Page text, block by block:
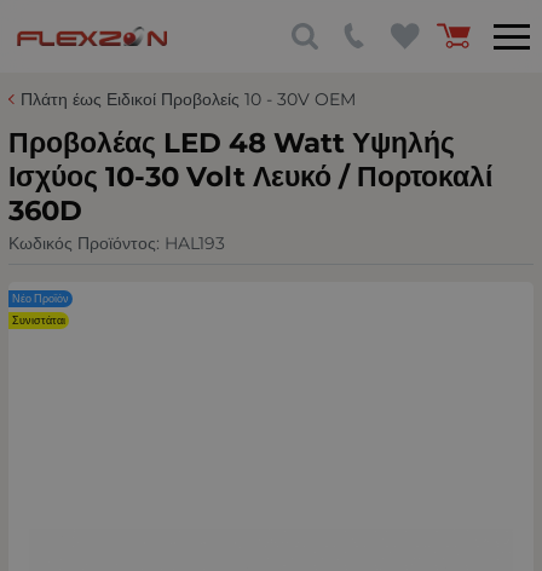
Πλάτη έως Ειδικοί Προβολείς 10 - 30V OEM
Προβολέας LED 48 Watt Υψηλής
Ισχύος 10-30 Volt Λευκό / Πορτοκαλί
360D
Κωδικός Προϊόντος: HAL193
Νέο Προϊόν
Συνιστάται